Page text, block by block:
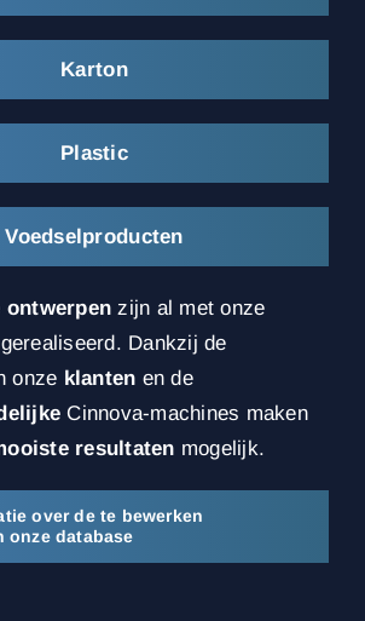
Karton
Plastic
Voedselproducten
zijn al met onze
gerealiseerd. Dankzij de
onze klanten en de
Cinnova-machines maken
resultaten mogelijk.
over de te bewerken
onze database